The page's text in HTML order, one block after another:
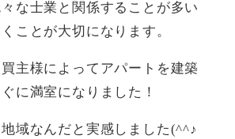
な士業と関係することが多い
ことが大切になります。
主様によってアパートを建築
に満室になりました！
域なんだと実感しました(^^♪